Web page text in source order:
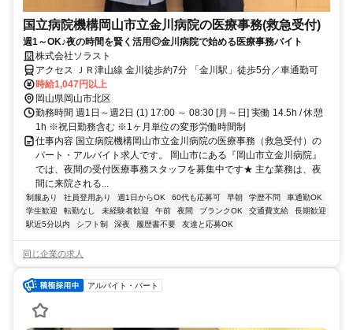
国立病院機構岡山市立金川病院の医療事務(救急受付)
週1～OK♪夜の時間を賢く活用◎金川病院で始める医療事務バイト
株式会社ソラスト
アクセス ＪＲ津山線 金川徒歩約7分 「金川駅」徒歩5分／車通勤可
時給1,047円以上
岡山県岡山市北区
勤務時間 週1日～週2日 (1) 17:00 ～ 08:30 [月～日] 実働 14.5h / 休憩
1h ※祝日勤務含む ※1ヶ月単位の変形労働時間制
仕事内容 国立病院機構岡山市立金川病院の医療事務（救急受付）の
パート・アルバイト求人です。 岡山市にある『岡山市立金川病院』
では、夜間の受付医療事務スタッフを募集中です★ 主な業務は、夜
間に来院される...
制服あり 社員登用あり 週1日からOK 60代も応募可 早朝 学歴不問
車通勤OK
学生歓迎
転勤なし 未経験者歓迎 午前 夜間 ブランクOK 交通費支給
長期歓迎
駅近5分以内
シフト制 深夜 履歴書不要 友達と応募OK
同じ企業の求人
アルバイト・パート